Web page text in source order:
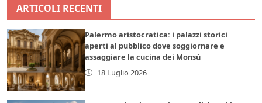
ARTICOLI RECENTI
Palermo aristocratica: i palazzi storici
aperti al pubblico dove soggiornare e
assaggiare la cucina dei Monsù
18 Luglio 2026